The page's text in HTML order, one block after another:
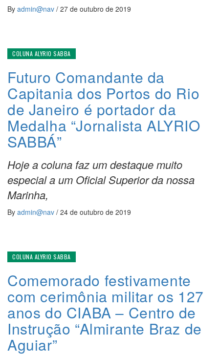
By admin@nav / 27 de outubro de 2019
COLUNA ALYRIO SABBA
Futuro Comandante da
Capitania dos Portos do Rio
de Janeiro é portador da
Medalha “Jornalista ALYRIO
SABBÁ”
Hoje a coluna faz um destaque muito
especial a um Oficial Superior da nossa
Marinha,
By admin@nav / 24 de outubro de 2019
COLUNA ALYRIO SABBA
Comemorado festivamente
com cerimônia militar os 127
anos do CIABA – Centro de
Instrução “Almirante Braz de
Aguiar”